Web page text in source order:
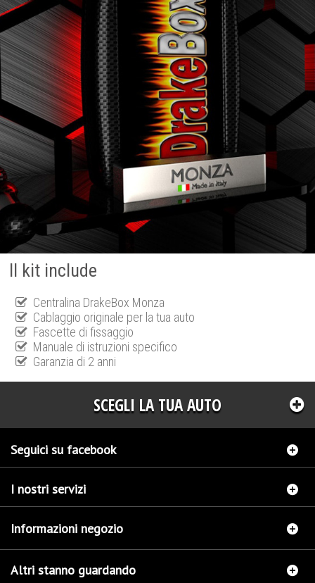
Il kit include
Centralina DrakeBox Monza
Cablaggio originale per la tua auto
Fascette di fissaggio
Manuale di istruzioni specifico
Garanzia di 2 anni
SCEGLI LA TUA AUTO
Seguici su facebook
I nostri servizi
Informazioni negozio
Altri stanno guardando